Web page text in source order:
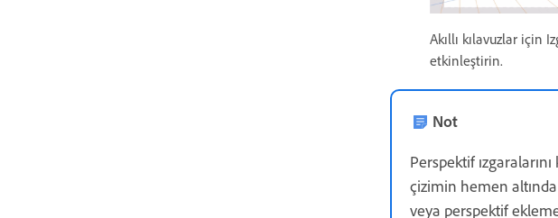
Akıllı kılavuzlar için
etkinleştirin.
Not
Perspektif
çizimin hemen
veya perspektif